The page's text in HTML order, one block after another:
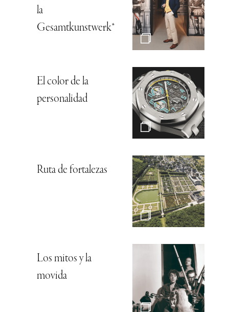
la
Gesamtkunstwerk*
El color de la
personalidad
Ruta de fortalezas
Los mitos y la
movida